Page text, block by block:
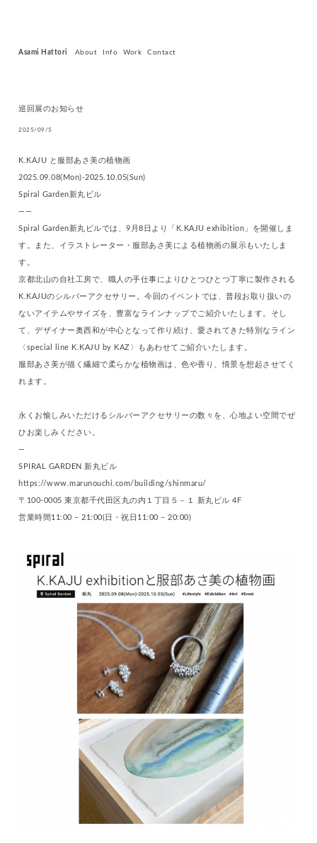
Asami Hattori About Info Work Contact
巡回展のお知らせ
2025/09/5
K.KAJU と服部あさ美の植物画
2025.09.08(Mon)-2025.10.05(Sun)
Spiral Garden新丸ビル
——
Spiral Garden新丸ビルでは、9月8日より「K.KAJU exhibition」を開催しま
す。また、イラストレーター・服部あさ美による植物画の展示もいたしま
す。
京都北山の自社工房で、職人の手仕事によりひとつひとつ丁寧に製作される
K.KAJUのシルバーアクセサリー。今回のイベントでは、普段お取り扱いの
ないアイテムやサイズを、豊富なラインナップでご紹介いたします。そし
て、デザイナー奥西和が中心となって作り続け、愛されてきた特別なライン
〈special line K.KAJU by KAZ〉もあわせてご紹介いたします。
服部あさ美が描く繊細で柔らかな植物画は、色や香り、情景を想起させてく
れます。
永くお愉しみいただけるシルバーアクセサリーの数々を、心地よい空間でぜ
ひお楽しみください。
—
SPIRAL GARDEN 新丸ビル
https://www.marunouchi.com/building/shinmaru/
〒100-0005 東京都千代田区丸の内１丁目５－１ 新丸ビル 4F
営業時間11:00 – 21:00(日・祝日11:00 – 20:00)